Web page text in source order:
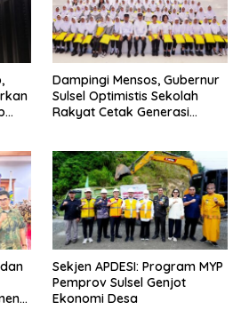
Dampingi Mensos, Gubernur
Sulsel Optimistis Sekolah
Rakyat Cetak Generasi
Sekjen APDESI: Program MYP
Pemprov Sulsel Genjot
Ekonomi Desa